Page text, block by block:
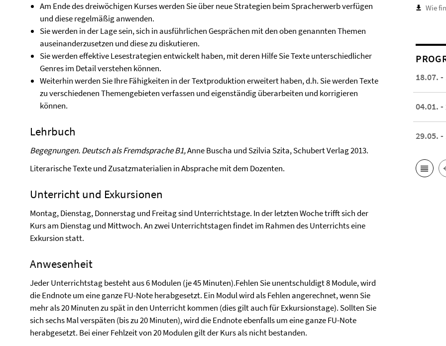
Am Ende des dreiwöchigen Kurses werden Sie über neue Strategien beim Spracherwerb verfügen
und diese regelmäßig anwenden.
Sie werden in der Lage sein, sich in ausführlichen Gesprächen mit den oben genannten Themen
auseinanderzusetzen und diese zu diskutieren.
Sie werden effektive Lesestrategien entwickelt haben, mit deren Hilfe Sie Texte unterschiedlicher
Genres im Detail verstehen können.
Weiterhin werden Sie Ihre Fähigkeiten in der Textproduktion erweitert haben, d.h. Sie werden Texte
zu verschiedenen Themengebieten verfassen und eigenständig überarbeiten und korrigieren
können.
Lehrbuch
Begegnungen. Deutsch als Fremdsprache B1,Anne Buscha und Szilvia Szita, Schubert Verlag 2013.
Literarische Texte und Zusatzmaterialien in Absprache mit dem Dozenten.
Unterricht und Exkursionen
Montag, Dienstag, Donnerstag und Freitag sind Unterrichtstage. In der letzten Woche trifft sich der
Kurs am Dienstag und Mittwoch. An zwei Unterrichtstagen findet im Rahmen des Unterrichts eine
Exkursion statt.
Anwesenheit
Jeder Unterrichtstag besteht aus 6 Modulen (je 45 Minuten).Fehlen Sie unentschuldigt 8 Module, wird
die Endnote um eine ganze FU-Note herabgesetzt. Ein Modul wird als Fehlen angerechnet, wenn Sie
mehr als 20 Minuten zu spät in den Unterricht kommen (dies gilt auch für Exkursionstage). Sollten Sie
sich sechs Mal verspäten (bis zu 20 Minuten), wird die Endnote ebenfalls um eine ganze FU-Note
herabgesetzt. Bei einer Fehlzeit von 20 Modulen gilt der Kurs als nicht bestanden.
Wie
18.07. -
04.01. -
29.05. -